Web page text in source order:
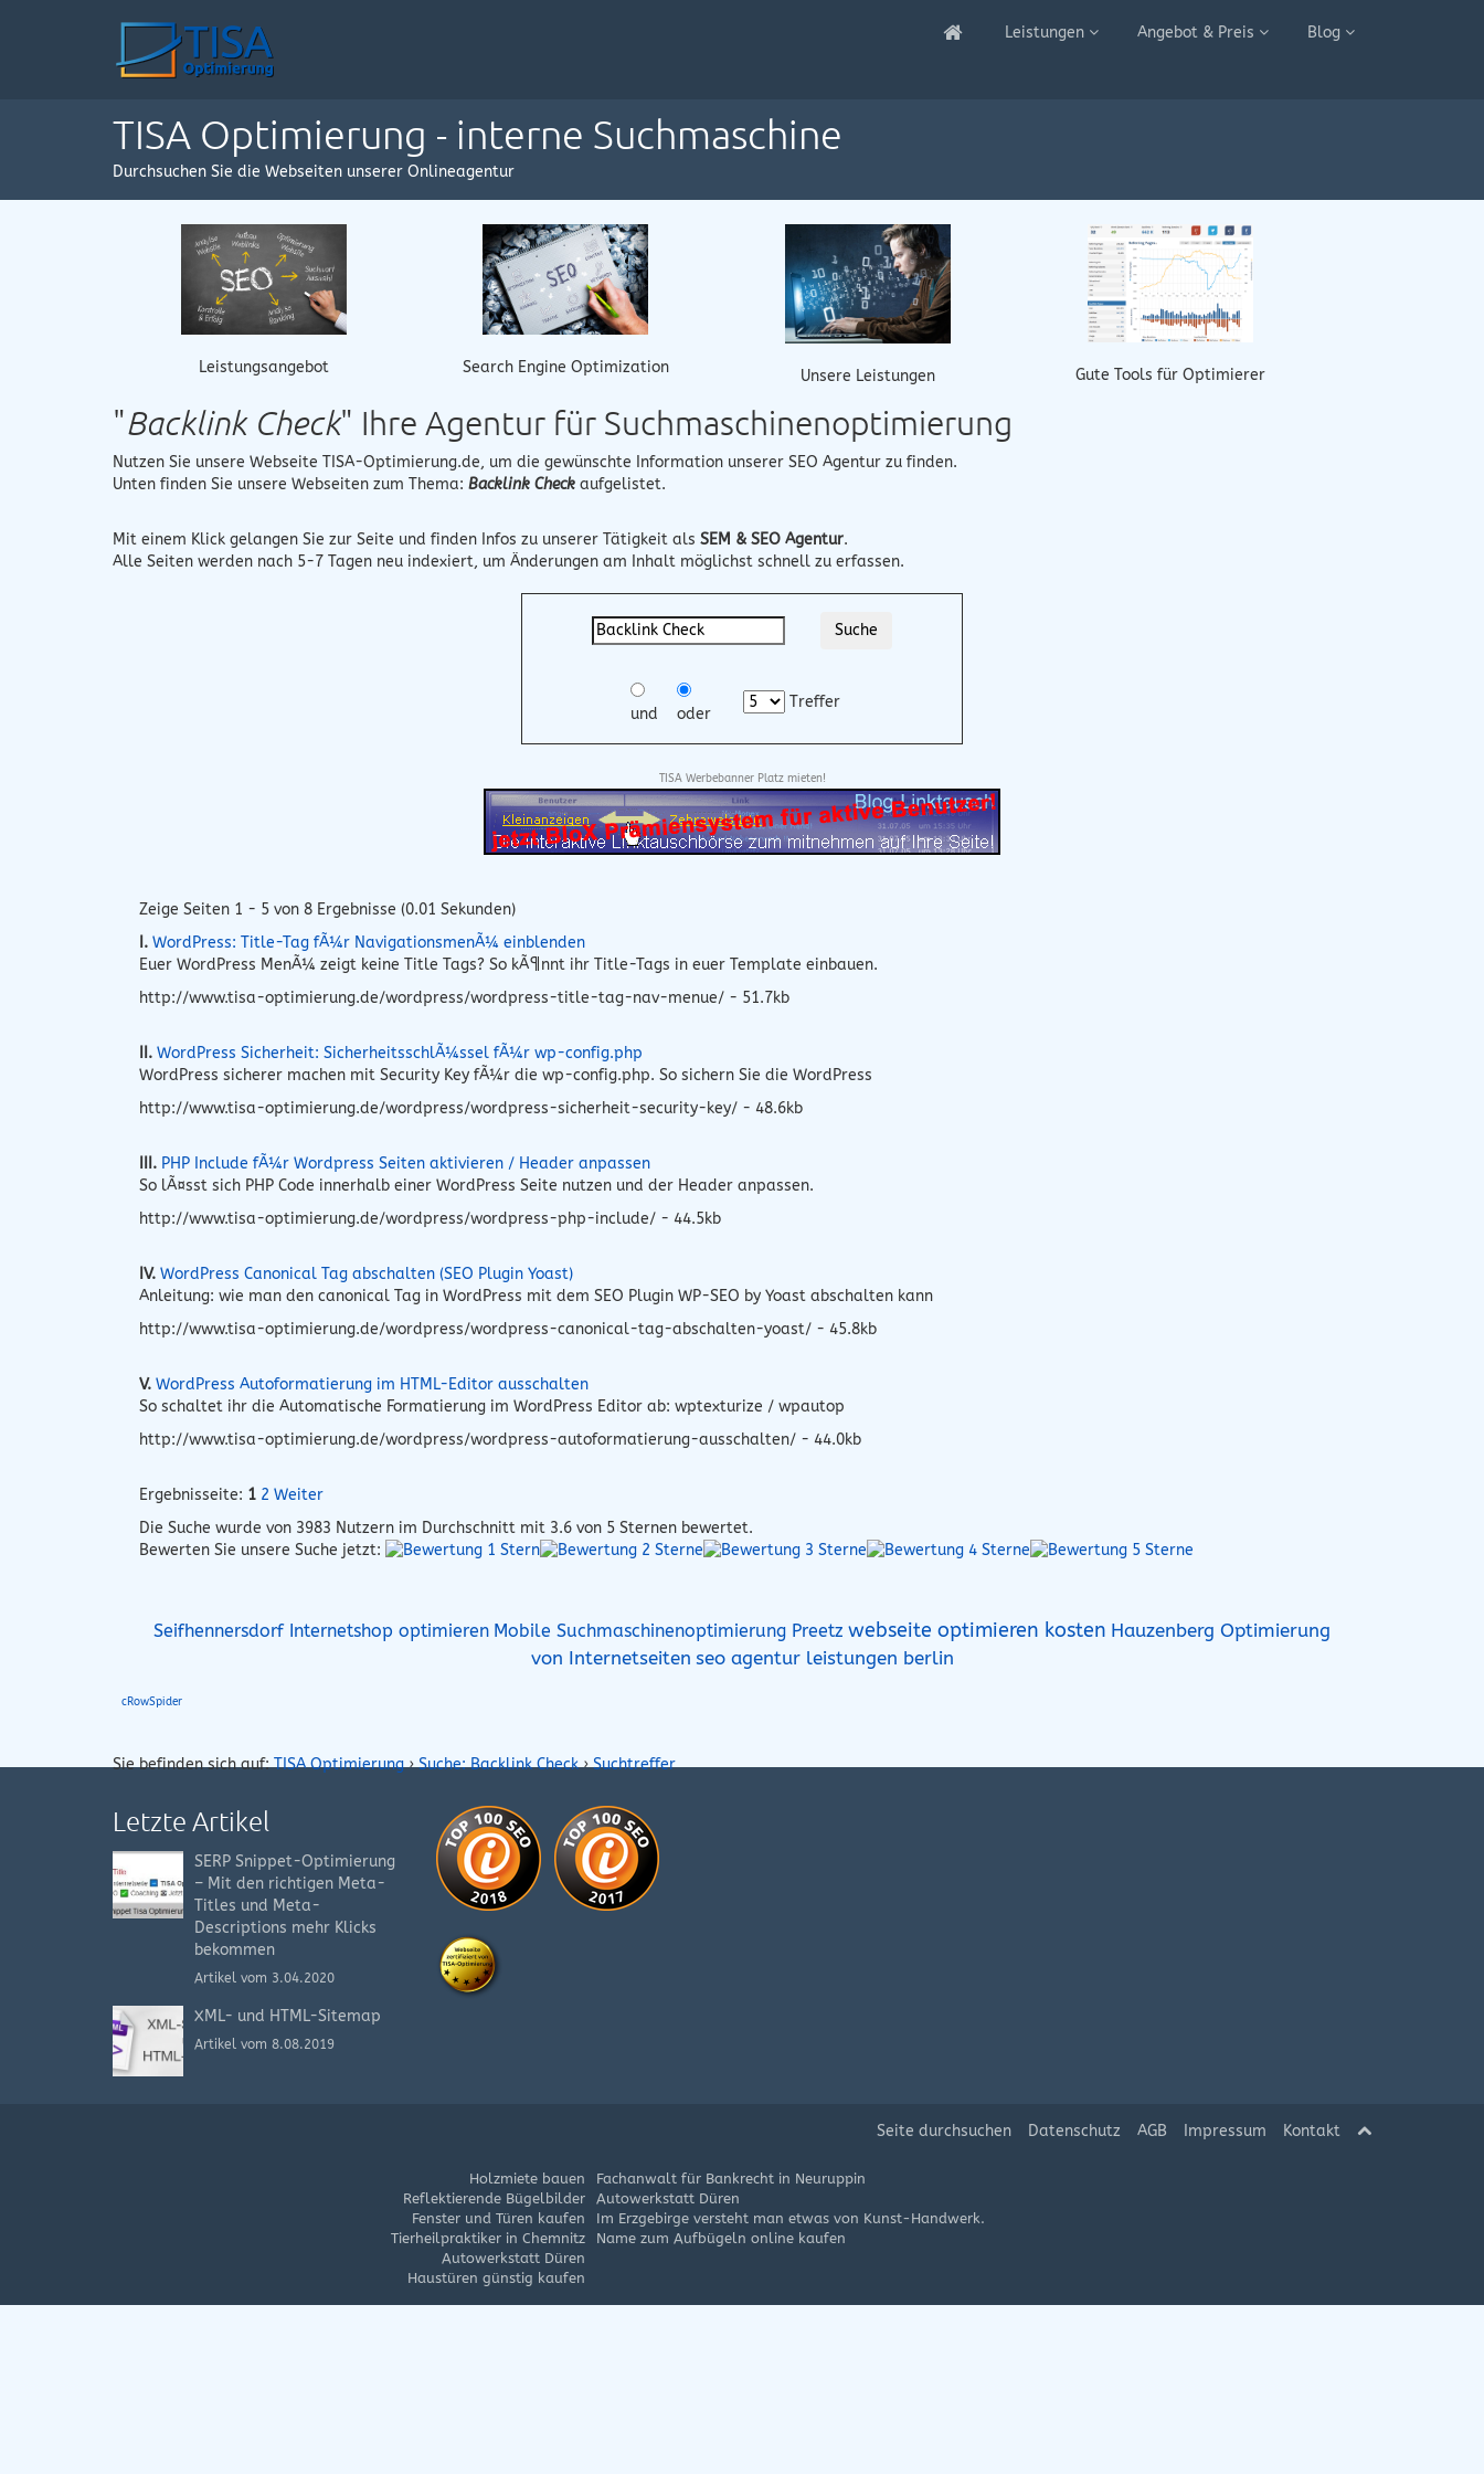
Leistungen Angebot & Preis Blog
TISA Optimierung - interne Suchmaschine
Durchsuchen Sie die Webseiten unserer Onlineagentur
Leistungsangebot Search Engine Optimization Unsere Leistungen Gute Tools für Optimierer
"Backlink Check" Ihre Agentur für Suchmaschinenoptimierung
Nutzen Sie unsere Webseite TISA-Optimierung.de, um die gewünschte Information unserer SEO Agentur zu finden.
Unten finden Sie unsere Webseiten zum Thema: Backlink Check aufgelistet.
Mit einem Klick gelangen Sie zur Seite und finden Infos zu unserer Tätigkeit als SEM & SEO Agentur.
Alle Seiten werden nach 5-7 Tagen neu indexiert, um Änderungen am Inhalt möglichst schnell zu erfassen.
und oder
Treffer
TISA Werbebanner Platz mieten!
Zeige Seiten 1 - 5 von 8 Ergebnisse (0.01 Sekunden)
I. WordPress: Title-Tag fÃ¼r NavigationsmenÃ¼ einblenden
Euer WordPress MenÃ¼ zeigt keine Title Tags? So kÃ¶nnt ihr Title-Tags in euer Template einbauen.
http://www.tisa-optimierung.de/wordpress/wordpress-title-tag-nav-menue/ - 51.7kb
II. WordPress Sicherheit: SicherheitsschlÃ¼ssel fÃ¼r wp-config.php
WordPress sicherer machen mit Security Key fÃ¼r die wp-config.php. So sichern Sie die WordPress
http://www.tisa-optimierung.de/wordpress/wordpress-sicherheit-security-key/ - 48.6kb
III. PHP Include fÃ¼r Wordpress Seiten aktivieren / Header anpassen
So lÃ¤sst sich PHP Code innerhalb einer WordPress Seite nutzen und der Header anpassen.
http://www.tisa-optimierung.de/wordpress/wordpress-php-include/ - 44.5kb
IV. WordPress Canonical Tag abschalten (SEO Plugin Yoast)
Anleitung: wie man den canonical Tag in WordPress mit dem SEO Plugin WP-SEO by Yoast abschalten kann
http://www.tisa-optimierung.de/wordpress/wordpress-canonical-tag-abschalten-yoast/ - 45.8kb
V. WordPress Autoformatierung im HTML-Editor ausschalten
So schaltet ihr die Automatische Formatierung im WordPress Editor ab: wptexturize / wpautop
http://www.tisa-optimierung.de/wordpress/wordpress-autoformatierung-ausschalten/ - 44.0kb
Ergebnisseite: 1 2 Weiter
Die Suche wurde von 3983 Nutzern im Durchschnitt mit 3.6 von 5 Sternen bewertet.
Bewerten Sie unsere Suche jetzt:
Seifhennersdorf Internetshop optimieren Mobile Suchmaschinenoptimierung Preetz webseite optimieren kosten Hauzenberg Optimierung
von Internetseiten seo agentur leistungen berlin
cRowSpider
Sie befinden sich auf:TISA Optimierung›Suche: Backlink Check›Suchtreffer
Letzte Artikel
SERP Snippet-Optimierung
– Mit den richtigen Meta-
Titles und Meta-
Descriptions mehr Klicks
bekommen
Artikel vom 3.04.2020
XML- und HTML-Sitemap
Artikel vom 8.08.2019
Seite durchsuchen Datenschutz AGB Impressum Kontakt
Holzmiete bauen
Reflektierende Bügelbilder
Fenster und Türen kaufen
Tierheilpraktiker in Chemnitz
Autowerkstatt Düren
Haustüren günstig kaufen
Fachanwalt für Bankrecht in Neuruppin
Autowerkstatt Düren
Im Erzgebirge versteht man etwas von Kunst-Handwerk.
Name zum Aufbügeln online kaufen